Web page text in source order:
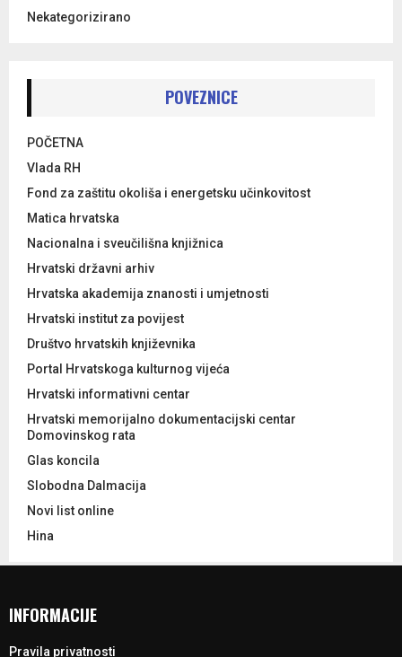
Nekategorizirano
POVEZNICE
POČETNA
Vlada RH
Fond za zaštitu okoliša i energetsku učinkovitost
Matica hrvatska
Nacionalna i sveučilišna knjižnica
Hrvatski državni arhiv
Hrvatska akademija znanosti i umjetnosti
Hrvatski institut za povijest
Društvo hrvatskih književnika
Portal Hrvatskoga kulturnog vijeća
Hrvatski informativni centar
Hrvatski memorijalno dokumentacijski centar
Domovinskog rata
Glas koncila
Slobodna Dalmacija
Novi list online
Hina
INFORMACIJE
Pravila privatnosti